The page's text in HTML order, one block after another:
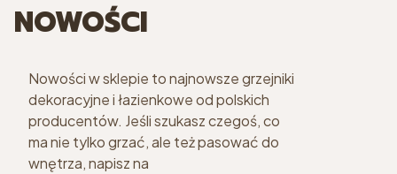
NOWOŚCI
Nowości w sklepie to najnowsze grzejniki
dekoracyjne i łazienkowe od polskich
producentów. Jeśli szukasz czegoś, co
ma nie tylko grzać, ale też pasować do
wnętrza, napisz na